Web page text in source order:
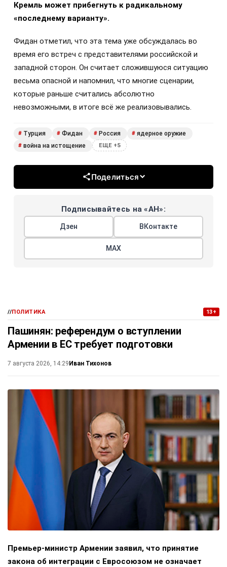
Кремль может прибегнуть к радикальному
«последнему варианту».
Фидан отметил, что эта тема уже обсуждалась во
время его встреч с представителями российской и
западной сторон. Он считает сложившуюся ситуацию
весьма опасной и напомнил, что многие сценарии,
которые раньше считались абсолютно
невозможными, в итоге всё же реализовывались.
# Турция # Фидан # Россия # ядерное оружие
# война на истощение ЕЩЕ +5
Поделиться
Подписывайтесь на «АН»:
Дзен ВКонтакте
МАХ
//ПОЛИТИКА 13+
Пашинян: референдум о вступлении
Армении в ЕС требует подготовки
7 августа 2026, 14:29Иван Тихонов
Премьер-министр Армении заявил, что принятие
закона об интеграции с Евросоюзом не означает